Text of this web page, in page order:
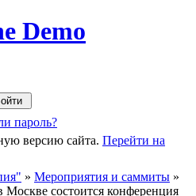
Demo
пароль?
версию сайта. Перейти на
» Мероприятия и саммиты »
Москве состоится конференция